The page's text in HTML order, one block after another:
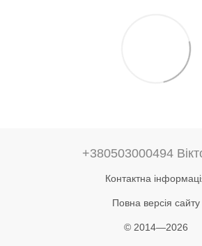
+380503000494
Контактна
Повна версія сайту
© 2014—2026